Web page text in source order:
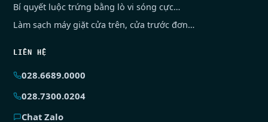
Bí quyết luộc trứng bằng lò vi sóng cực…
Làm sạch máy giặt cửa trên, cửa trước đơn…
LIÊN HỆ
028.6689.0000
028.7300.0204
Chat Zalo